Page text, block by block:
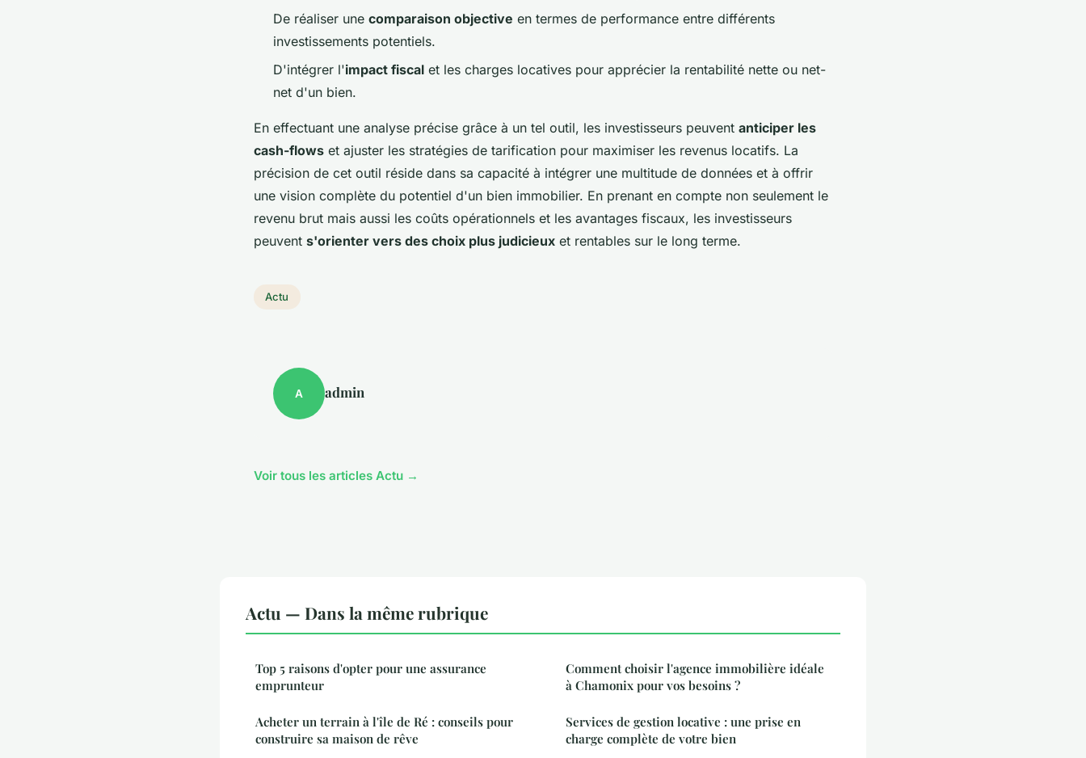
De réaliser une comparaison objective en termes de performance entre différents
investissements potentiels.
D'intégrer l'impact fiscal et les charges locatives pour apprécier la rentabilité nette ou net-
net d'un bien.
En effectuant une analyse précise grâce à un tel outil, les investisseurs peuvent anticiper les
cash-flows et ajuster les stratégies de tarification pour maximiser les revenus locatifs. La
précision de cet outil réside dans sa capacité à intégrer une multitude de données et à offrir
une vision complète du potentiel d'un bien immobilier. En prenant en compte non seulement le
revenu brut mais aussi les coûts opérationnels et les avantages fiscaux, les investisseurs
peuvent s'orienter vers des choix plus judicieux et rentables sur le long terme.
Actu
A admin
Voir tous les articles Actu →
Actu — Dans la même rubrique
Top 5 raisons d'opter pour une assurance
emprunteur
Acheter un terrain à l'île de Ré : conseils pour
construire sa maison de rêve
Comment choisir l'agence immobilière idéale
à Chamonix pour vos besoins ?
Services de gestion locative : une prise en
charge complète de votre bien